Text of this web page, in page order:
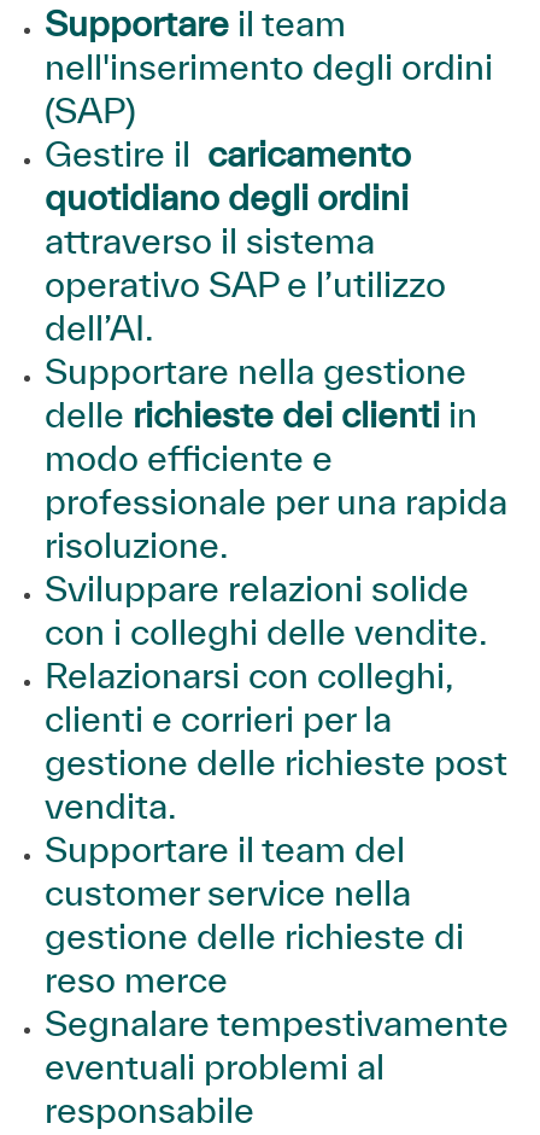
Supportare il team
nell'inserimento degli ordini
(SAP)
Gestire il caricamento
quotidiano degli ordini
attraverso il sistema
operativo SAP e l’utilizzo
dell’AI.
Supportare nella gestione
delle richieste dei clientiin
modo efficiente e
professionale per una rapida
risoluzione.
Sviluppare relazioni solide
con i colleghi delle vendite.
Relazionarsi con colleghi,
clienti e corrieri per la
gestione delle richieste post
vendita.
Supportare il team del
customer service nella
gestione delle richieste di
reso merce
Segnalare tempestivamente
eventuali problemi al
responsabile